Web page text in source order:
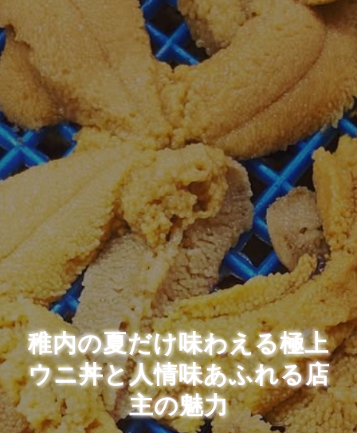
稚内の夏だけ味わえる極上
ウニ丼と人情味あふれる店
主の魅力